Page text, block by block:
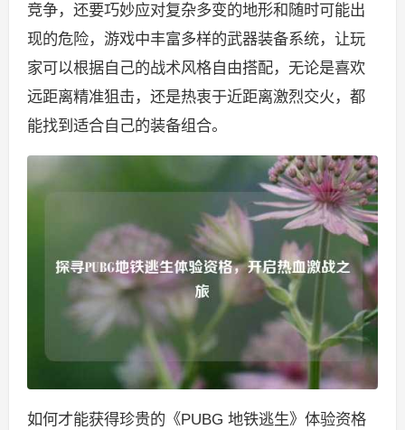
竞争，还要巧妙应对复杂多变的地形和随时可能出
现的危险，游戏中丰富多样的武器装备系统，让玩
家可以根据自己的战术风格自由搭配，无论是喜欢
远距离精准狙击，还是热衷于近距离激烈交火，都
能找到适合自己的装备组合。
如何才能获得珍贵的《PUBG 地铁逃生》体验资格